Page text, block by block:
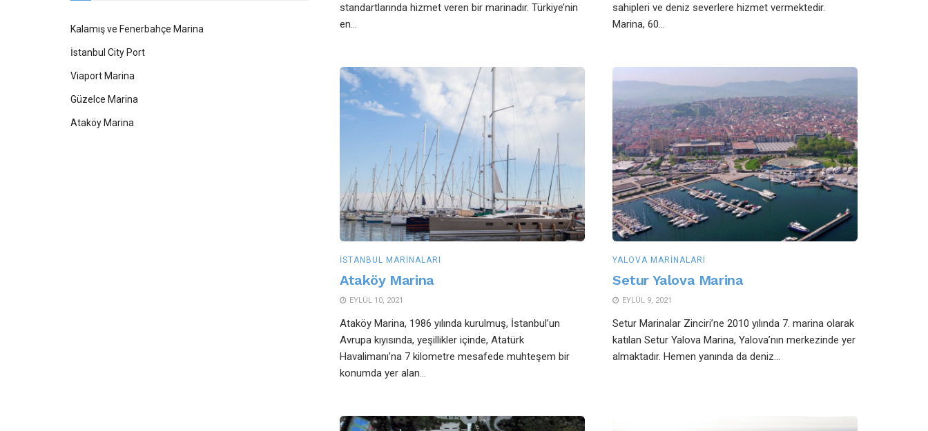
standartlarında hizmet veren bir marinadır. Türkiye’nin
en...
sahipleri ve deniz severlere hizmet vermektedir.
Marina, 60...
İSTANBUL MARINALARI
Ataköy Marina
EYLÜL 10, 2021
Ataköy Marina, 1986 yılında kurulmuş, İstanbul’un
Avrupa kıyısında, yeşillikler içinde, Atatürk
Havalimanı’na 7 kilometre mesafede muhteşem bir
konumda yer alan...
YALOVA MARINALARI
Setur Yalova Marina
EYLÜL 9, 2021
Setur Marinalar Zinciri’ne 2010 yılında 7. marina olarak
katılan Setur Yalova Marina, Yalova’nın merkezinde yer
almaktadır. Hemen yanında da deniz...
Kalamış ve Fenerbahçe Marina
İstanbul City Port
Viaport Marina
Güzelce Marina
Ataköy Marina